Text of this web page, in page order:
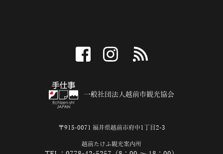
facebook instagram
一般社団法人越前市観光協会
〒915-0071 福井県越前市府中1丁目2-3
越前たけふ観光案内所